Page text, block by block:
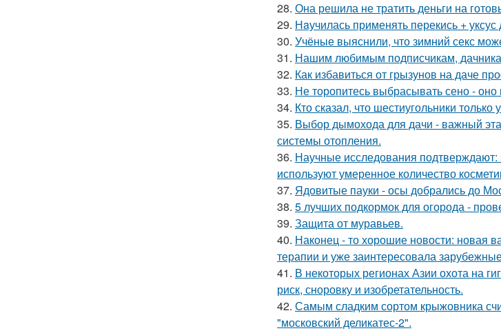
28. Она решила не тратить деньги на
29. Нaучилась применять перекись +
30. Учёные выяснили, что зимний секс
31. Нашим любимым подписчикам,
32. Как избавиться от грызунов на даче
33. Не торопитесь выбрасывать сено -
34. Кто сказал, что шестиугольники только
35. Выбор дымохода для дачи - важный
системы отопления.
36. Научные исследования
используют умеренное количество
37. Ядовитые пауки - осы добрались до
38. 5 лучших подкормок для огорода -
39. Защита от муравьев.
40. Наконец - то хорошие новости: новая
терапии и уже заинтересовала
41. В некоторых регионах Азии охота на
риск, сноровку и изобретательность.
42. Самым сладким сортом крыжовника
"московский деликатес-2".